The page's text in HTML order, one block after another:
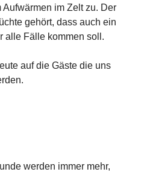
im Zelt zu. Der
gehört, dass auch ein
alle Fälle kommen soll.
auf die Gäste die uns
werden immer mehr,